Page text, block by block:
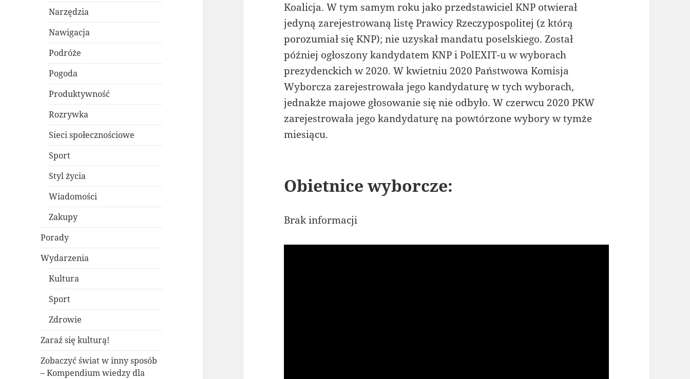
Narzędzia
Nawigacja
Podróże
Pogoda
Produktywność
Rozrywka
Sieci społecznościowe
Sport
Styl życia
Wiadomości
Zakupy
Porady
Wydarzenia
Kultura
Sport
Zdrowie
Zaraź się kulturą!
Zobaczyć świat w inny sposób
– Kompendium wiedzy dla
Koalicja. W tym samym roku jako przedstawiciel KNP otwierał
jedyną zarejestrowaną listę Prawicy Rzeczypospolitej (z którą
porozumiał się KNP); nie uzyskał mandatu poselskiego. Został
później ogłoszony kandydatem KNP i PolEXIT-u w wyborach
prezydenckich w 2020. W kwietniu 2020 Państwowa Komisja
Wyborcza zarejestrowała jego kandydaturę w tych wyborach,
jednakże majowe głosowanie się nie odbyło. W czerwcu 2020 PKW
zarejestrowała jego kandydaturę na powtórzone wybory w tymże
miesiącu.
Obietnice wyborcze:
Brak informacji